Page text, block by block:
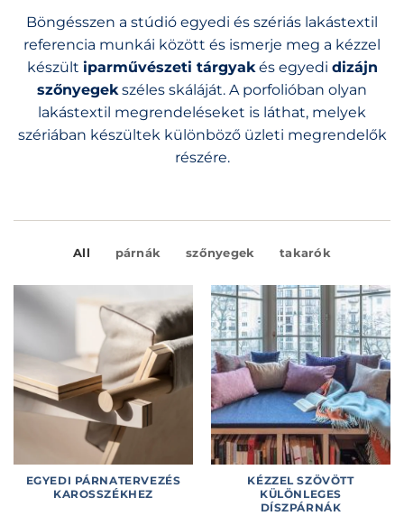
Böngésszen a stúdió egyedi és szériás lakástextil
referencia munkái között és ismerje meg a kézzel
készült iparművészeti tárgyakés egyedi dizájn
szőnyegekszéles skáláját. A porfolióban olyan
lakástextil megrendeléseket is láthat, melyek
szériában készültek különböző üzleti megrendelők
részére.
All párnák szőnyegek takarók
EGYEDI PÁRNATERVEZÉS
KAROSSZÉKHEZ
KÉZZEL SZÖVÖTT
KÜLÖNLEGES
DÍSZPÁRNÁK